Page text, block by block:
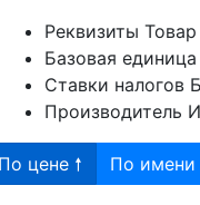
Реквизиты
Базовая единица
Ставки налогов
Производитель
цене 🠕 По имени